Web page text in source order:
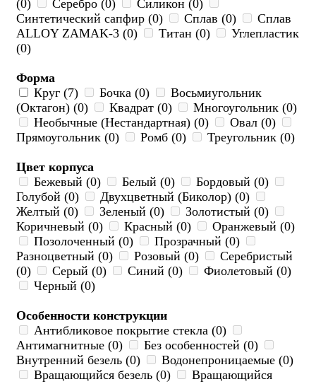
(0)
Серебро (0)
Силикон (0)
Синтетический сапфир (0)
Сплав (0)
Сплав
ALLOY ZAMAK-3 (0)
Титан (0)
Углепластик
(0)
Форма
Круг (7)
Бочка (0)
Восьмиугольник
(Октагон) (0)
Квадрат (0)
Многоугольник (0)
Необычные (Нестандартная) (0)
Овал (0)
Прямоугольник (0)
Ромб (0) Треугольник (0)
Цвет корпуса
Бежевый (0)
Белый (0)
Бордовый (0)
Голубой (0)
Двухцветный (Биколор) (0)
Желтый (0)
Зеленый (0)
Золотистый (0)
Коричневый (0)
Красный (0)
Оранжевый (0)
Позолоченный (0)
Прозрачный (0)
Разноцветный (0)
Розовый (0)
Серебристый
(0)
Серый (0) Синий (0)
Фиолетовый (0)
Черный (0)
Особенности конструкции
Антибликовое покрытие стекла (0)
Антимагнитные (0)
Без особенностей (0)
Внутренний безель (0)
Водонепроницаемые (0)
Вращающийся безель (0)
Вращающийся